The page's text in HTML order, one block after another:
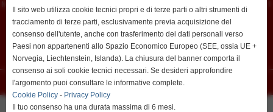
480751
iscritta al registro delle imprese 74399 Pisa Cap. Soc. 170.430,78 i.v - P.I.
00461940504
info@flamarplak.com
Privacy Policy -Cookie Policy
Realizzazione siti web www.sitoper.it
resta su italiano
go to english
http://www.english.flamarplak.com
Il sito web utilizza cookie tecnici propri e di terze parti o altri strumenti di
tracciamento di terze parti, esclusivamente previa acquisizione del
consenso dell'utente, anche con trasferimento dei dati personali verso
Paesi non appartenenti allo Spazio Economico Europeo (SEE, ossia UE +
Norvegia, Liechtenstein, Islanda). La chiusura del banner comporta il
consenso ai soli cookie tecnici necessari. Se desideri approfondire
l'argomento puoi consultare le informative complete.
Cookie Policy - Privacy Policy
Il tuo consenso ha una durata massima di 6 mesi.